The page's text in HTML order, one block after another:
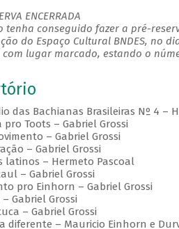
ENCERRADA
tenha conseguido fazer a pré-
do Espaço Cultural BNDES, no
com lugar marcado, estando o
das Bachianas Brasileiras Nº 4 –
pro Toots – Gabriel Grossi
– Gabriel Grossi
– Gabriel Grossi
latinos – Hermeto Pascoal
– Gabriel Grossi
pro Einhorn – Gabriel Grossi
Gabriel Grossi
– Gabriel Grossi
diferente – Mauricio Einhorn e